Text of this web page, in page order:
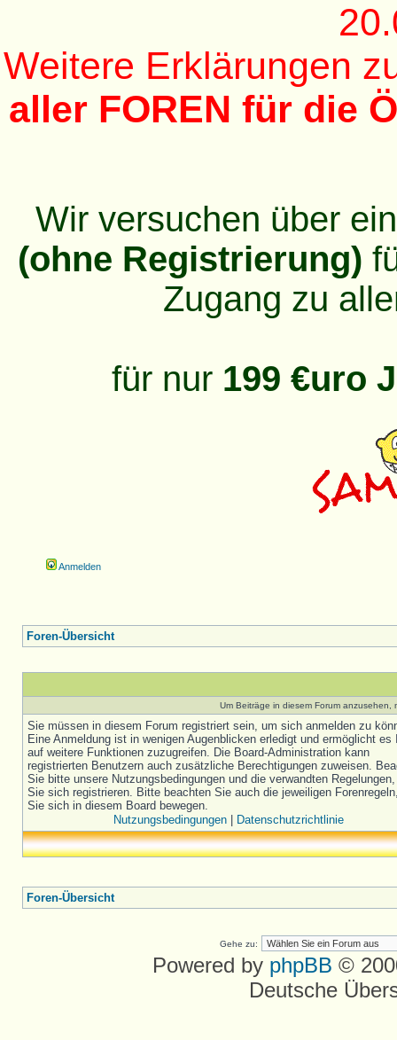
Weitere Erklärungen
aller FOREN für die
Wir versuchen über
(ohne Registrierung)
Zugang zu
für nur 199 €uro
Anmelden
Foren-Übersicht
Um Beiträge in diesem Forum
Sie müssen in diesem Forum registriert sein, um sich anmelden zu
Eine Anmeldung ist in wenigen Augenblicken erledigt und ermöglicht es
auf weitere Funktionen zuzugreifen. Die Board-Administration kann
registrierten Benutzern auch zusätzliche Berechtigungen zuweisen.
Sie bitte unsere Nutzungsbedingungen und die verwandten
Sie sich registrieren. Bitte beachten Sie auch die jeweiligen
Sie sich in diesem Board bewegen.
Nutzungsbedingungen| Datenschutzrichtlinie
Foren-Übersicht
Gehe zu:
Powered by phpBB ©
Deutsche